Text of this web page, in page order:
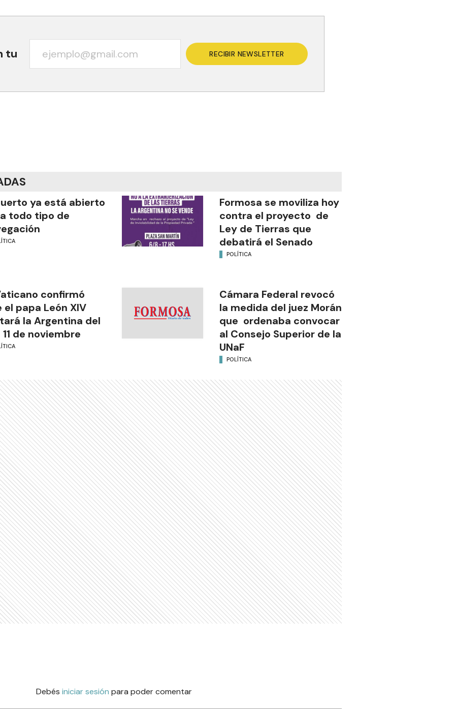
tu RECIBIR NEWSLETTER
ya está abierto
todo tipo de
Formosa se moviliza hoy
contra el proyecto de
Ley de Tierras que
debatirá el Senado
POLÍTICA
confirmó
el papa León XIV
la Argentina del
11 de noviembre
Cámara Federal revocó
la medida del juez Morán
que ordenaba convocar
al Consejo Superior de la
UNaF
POLÍTICA
Debés iniciar sesión para poder comentar